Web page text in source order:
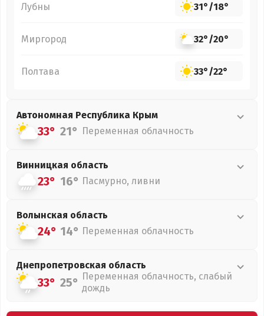
Лубны 31°/18°
Миргород 32°/20°
Полтава 33°/22°
Автономная Республика Крым
33° 21° Переменная облачность
Винницкая область
23° 16° Пасмурно, ливни
Волынская область
24° 14° Переменная облачность
Днепропетровская область
33° 25° Переменная облачность, слабый
дождь